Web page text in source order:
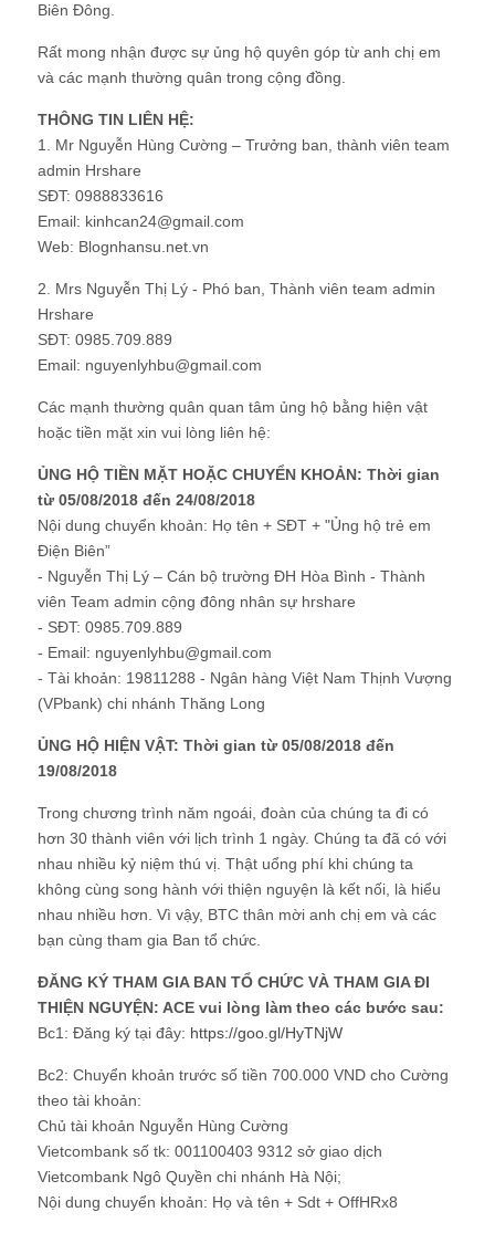
Biên Đông.
Rất mong nhận được sự ủng hộ quyên góp từ anh chị em
và các mạnh thường quân trong cộng đồng.
THÔNG TIN LIÊN HỆ:
1. Mr Nguyễn Hùng Cường – Trưởng ban, thành viên team
admin Hrshare
SĐT: 0988833616
Email: kinhcan24@gmail.com
Web: Blognhansu.net.vn
2. Mrs Nguyễn Thị Lý - Phó ban, Thành viên team admin
Hrshare
SĐT: 0985.709.889
Email: nguyenlyhbu@gmail.com
Các mạnh thường quân quan tâm ủng hộ bằng hiện vật
hoặc tiền mặt xin vui lòng liên hệ:
ỦNG HỘ TIỀN MẶT HOẶC CHUYỂN KHOẢN: Thời gian
từ 05/08/2018 đến 24/08/2018
Nội dung chuyển khoản: Họ tên + SĐT + "Ủng hộ trẻ em
Điện Biên”
- Nguyễn Thị Lý – Cán bộ trường ĐH Hòa Bình - Thành
viên Team admin cộng đông nhân sự hrshare
- SĐT: 0985.709.889
- Email: nguyenlyhbu@gmail.com
- Tài khoản: 19811288 - Ngân hàng Việt Nam Thịnh Vượng
(VPbank) chi nhánh Thăng Long
ỦNG HỘ HIỆN VẬT: Thời gian từ 05/08/2018 đến
19/08/2018
Trong chương trình năm ngoái, đoàn của chúng ta đi có
hơn 30 thành viên với lịch trình 1 ngày. Chúng ta đã có với
nhau nhiều kỷ niệm thú vị. Thật uổng phí khi chúng ta
không cùng song hành với thiện nguyện là kết nối, là hiểu
nhau nhiều hơn. Vì vậy, BTC thân mời anh chị em và các
bạn cùng tham gia Ban tổ chức.
ĐĂNG KÝ THAM GIA BAN TỔ CHỨC VÀ THAM GIA ĐI
THIỆN NGUYỆN: ACE vui lòng làm theo các bước sau:
Bc1: Đăng ký tại đây: https://goo.gl/HyTNjW
Bc2: Chuyển khoản trước số tiền 700.000 VND cho Cường
theo tài khoản:
Chủ tài khoản Nguyễn Hùng Cường
Vietcombank số tk: 001100403 9312 sở giao dịch
Vietcombank Ngô Quyền chi nhánh Hà Nội;
Nội dung chuyển khoản: Họ và tên + Sdt + OffHRx8